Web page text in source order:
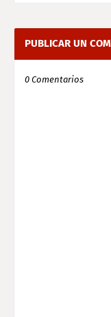
PUBLICAR UN
0 Comentarios